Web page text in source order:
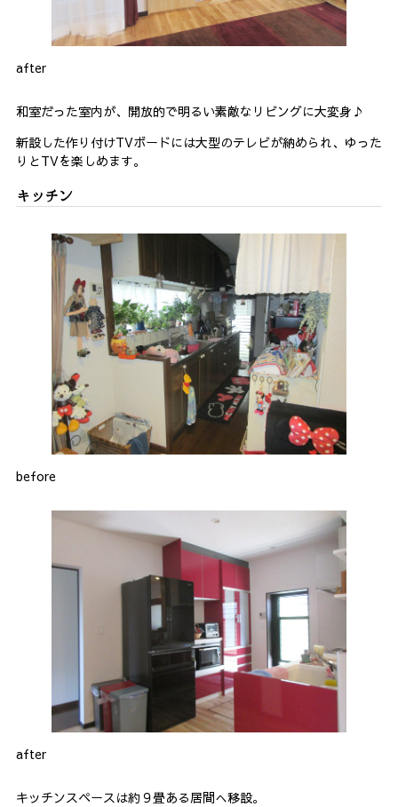
after
和室だった室内が、開放的で明るい素敵なリビングに大変身♪
新設した作り付けTVボードには大型のテレビが納められ、ゆった
りとTVを楽しめます。
キッチン
before
after
キッチンスペースは約９畳ある居間へ移設。